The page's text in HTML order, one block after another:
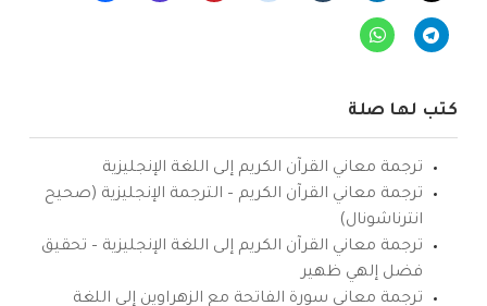
كتب لها صلة
ترجمة معاني القرآن الكريم إلى اللغة الإنجليزية
ترجمة معاني القرآن الكريم – الترجمة الإنجليزية (صحيح
انترناشونال)
ترجمة معاني القرآن الكريم إلى اللغة الإنجليزية – تحقيق
فضل إلهي ظهير
ترجمة معاني سورة الفاتحة مع الزهراوين إلى اللغة